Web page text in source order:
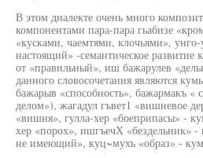
В этом диалекте очень много
компонентами пара-пара гьабизе
«кусками, чаемтями, клочьями»,
настоящий» -семантическое развитие
от «правильный», иш бажарулев
данного словосочетания являются
бажарыв «способность», бажармакъ «
делом»), жагадул гъвет1 «вишневое
«вишня», гулла-хер «боеприпасы» -
хер «порох», ишгъечХ «бездельник»
не имеющий», куц~мухъ «образ» -